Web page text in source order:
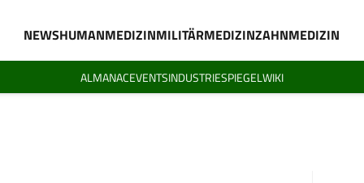
NEWSHUMANMEDIZINMILITÄRMEDIZINZAHNMEDIZIN
ALMANACEVENTSINDUSTRIESPIEGELWIKI